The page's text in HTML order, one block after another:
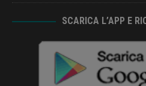
SCARICA L’APP E